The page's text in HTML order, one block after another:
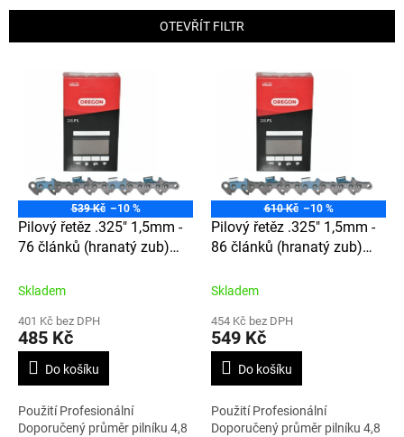
í
OTEVŘÍT FILTR
539 Kč –10 %
Pilový řetěz .325" 1,5mm -
76 článků (hranatý zub)
Skladem
401 Kč bez DPH
485 Kč
Do košíku
Použití Profesionální
Doporučený průměr pilníku 4,8
610 Kč –10 %
Pilový řetěz .325" 1,5mm -
86 článků (hranatý zub)
Skladem
454 Kč bez DPH
549 Kč
Do košíku
Použití Profesionální
Doporučený průměr pilníku 4,8